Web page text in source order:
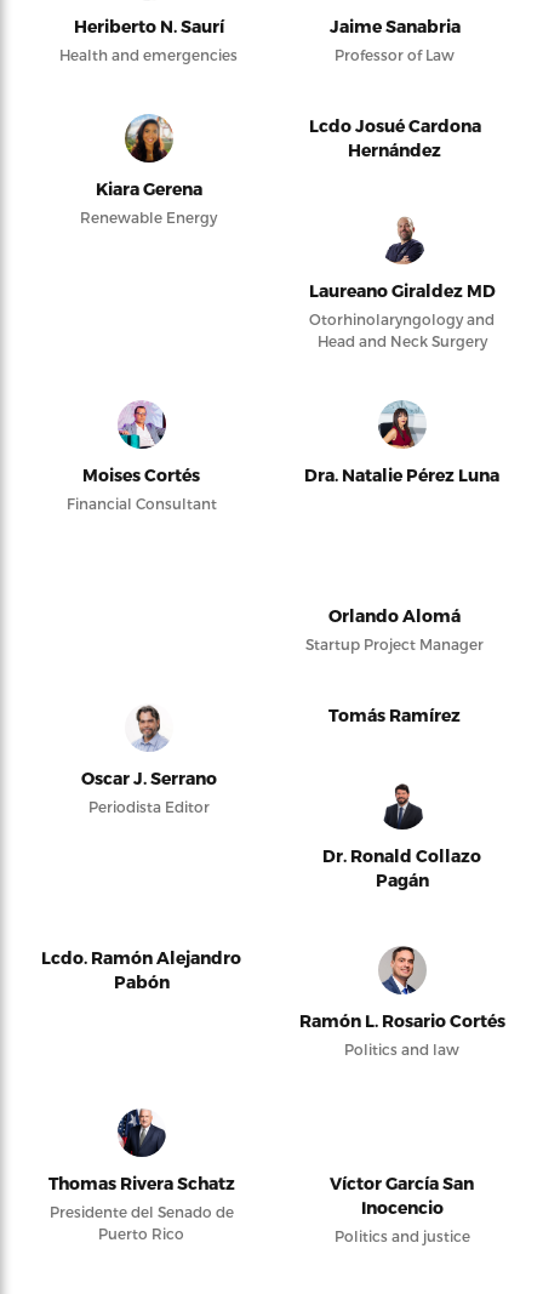
Heriberto N. Saurí
Health and emergencies
Jaime Sanabria
Professor of Law
Kiara Gerena
Renewable Energy
Lcdo Josué Cardona
Hernández
Laureano Giraldez MD
Otorhinolaryngology and
Head and Neck Surgery
Moises Cortés
Financial Consultant
Dra. Natalie Pérez Luna
Orlando Alomá
Startup Project Manager
Oscar J. Serrano
Periodista Editor
Tomás Ramírez
Dr. Ronald Collazo
Pagán
Lcdo. Ramón Alejandro
Pabón
Ramón L. Rosario Cortés
Politics and law
Thomas Rivera Schatz
Presidente del Senado de
Puerto Rico
Víctor García San
Inocencio
Politics and justice